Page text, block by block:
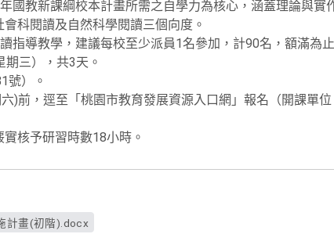
國教新課綱校本計畫所需之自學力為核心，涵蓋理論與實
科閱讀及自然科學閱讀三個向度。
指導教學，建議每校至少派員1名參加，計90名，額滿為止
三），共3天。
號）。
)前，逕至「桃園市教育發展資源入口網」報名（開課單位
核予研習時數18小時。
計畫(初階).docx